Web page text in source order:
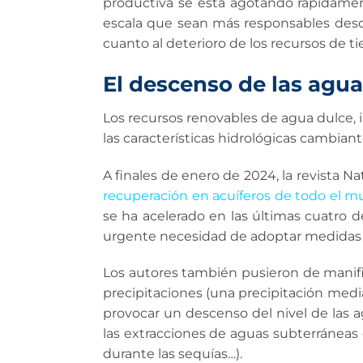
escala que sean más responsables
cuanto al deterioro de los recursos de
El descenso de las
Los recursos renovables de agua
las características hidrológicas
A finales de enero de 2024, la revista
recuperación en acuíferos de todo el
se ha acelerado en las últimas cuatro
urgente necesidad de adoptar
Los autores también pusieron de
precipitaciones (una precipitación
provocar un descenso del nivel de las
las extracciones de aguas
durante las sequías…).